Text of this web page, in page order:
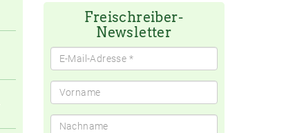
Freischreiber-
Newsletter